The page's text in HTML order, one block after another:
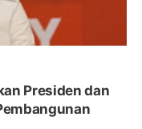
Presiden dan